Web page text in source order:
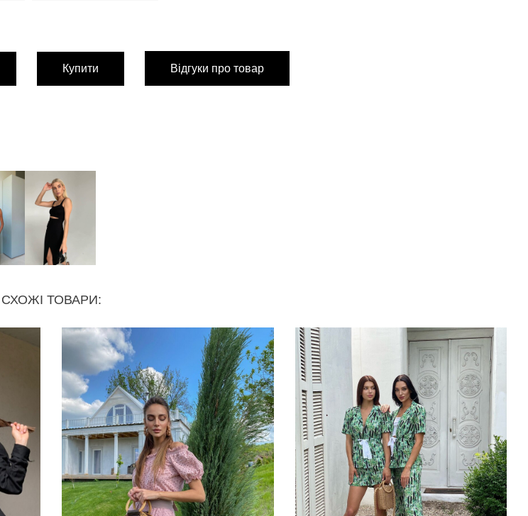
виробу 96 см 96 см
талії
стегон
спереду виробу
Купити Відгуки про товар
СХОЖІ ТОВАРИ: